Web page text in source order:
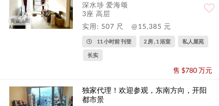
黄金, 6图
深水埗 爱海颂
3座 高层
实用: 507 尺
@15,385 元
11 小时前 刊登 2 房 , 1 浴室 私人屋苑
长实
售 $780 万元
独家代理！欢迎参观，东南方向，开阳
都市景